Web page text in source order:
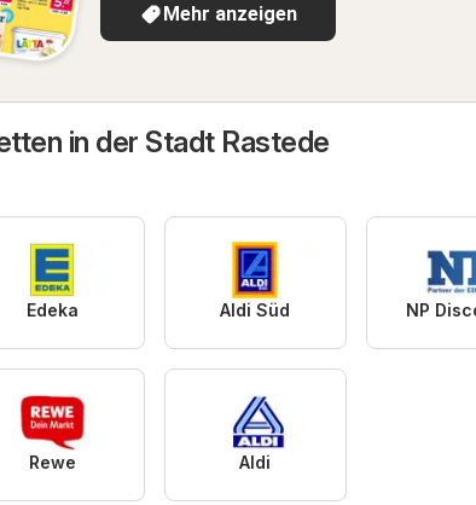
Mehr anzeigen
in der Stadt Rastede
Edeka Aldi Süd NP
Rewe Aldi